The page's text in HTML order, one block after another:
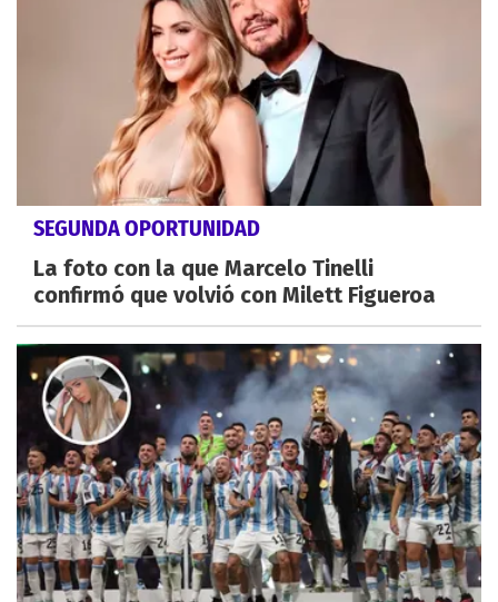
SEGUNDA OPORTUNIDAD
La foto con la que Marcelo Tinelli
confirmó que volvió con Milett Figueroa